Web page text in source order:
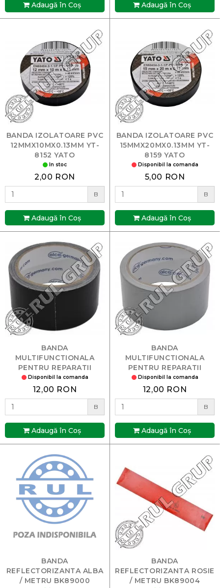
Adaugă în Coş Adaugă în Coş
BANDA IZOLATOARE PVC
12MMX10MX0.13MM YT-
8152 YATO
In stoc
2,00 RON
B
Adaugă în Coş
BANDA IZOLATOARE PVC
15MMX20MX0.13MM YT-
8159 YATO
Disponibil la comanda
5,00 RON
B
Adaugă în Coş
BANDA
MULTIFUNCTIONALA
PENTRU REPARATII
NEAGRA 10M
Disponibil la comanda
12,00 RON
B
Adaugă în Coş
BANDA
MULTIFUNCTIONALA
PENTRU REPARATII
SILVER 10M
Disponibil la comanda
12,00 RON
B
Adaugă în Coş
BANDA
REFLECTORIZANTA ALBA
/ METRU BK89000
BANDA
REFLECTORIZANTA ROSIE
/ METRU BK89004